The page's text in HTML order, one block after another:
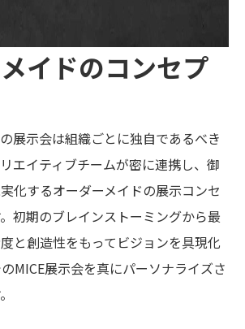
イドのコンセプ
展示会は組織ごとに独自であるべき
エイティブチームが密に連携し、御
化するオーダーメイドの展示コンセ
初期のブレインストーミングから最
と創造性をもってビジョンを具現化
MICE展示会を真にパーソナライズさ